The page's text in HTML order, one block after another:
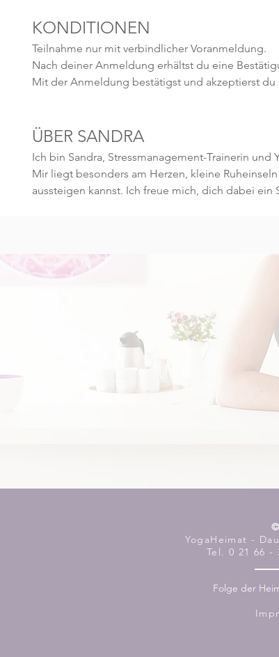
KONDITIONEN
Teilnahme nur mit verbindlicher Voranmeldung.
Nach deiner Anmeldung erhältst du eine
Mit der Anmeldung bestätigst und akzeptierst
ÜBER SANDRA
Ich bin Sandra, Stressmanagement-Trainerin und
Mir liegt besonders am Herzen, kleine
aussteigen kannst. Ich freue mich, dich dabei ein
YogaHeimat -
Tel. 0 21 66 -
Folge der